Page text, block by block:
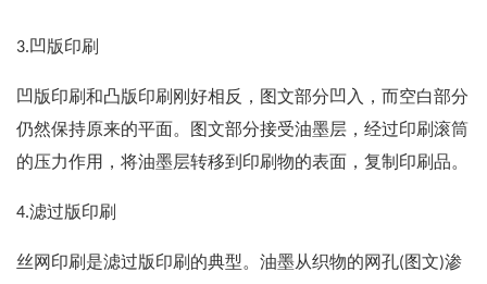
3.凹版印刷
凹版印刷和凸版印刷刚好相反，图文部分凹入，而空白部分
仍然保持原来的平面。图文部分接受油墨层，经过印刷滚筒
的压力作用，将油墨层转移到印刷物的表面，复制印刷品。
4.滤过版印刷
丝网印刷是滤过版印刷的典型。油墨从织物的网孔(图文)渗